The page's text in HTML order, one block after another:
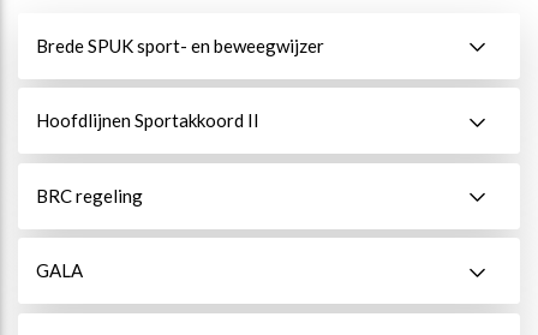
Brede SPUK sport- en beweegwijzer
Hoofdlijnen Sportakkoord II
BRC regeling
GALA